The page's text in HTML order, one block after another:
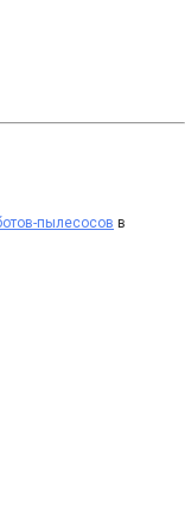
Ответ: Да,
автомобиля?
пылесосов в